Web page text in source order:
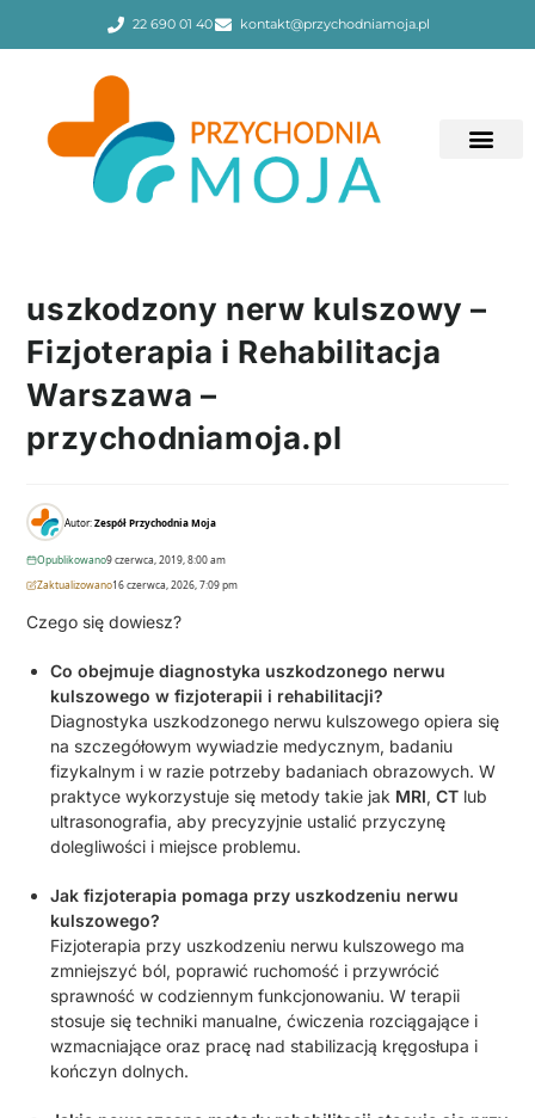
22 690 01 40 kontakt@przychodniamoja.pl
uszkodzony nerw kulszowy –
Fizjoterapia i Rehabilitacja
Warszawa –
przychodniamoja.pl
Autor:Zespół Przychodnia Moja
Opublikowano9 czerwca, 2019, 8:00 am
Zaktualizowano16 czerwca, 2026, 7:09 pm
Czego się dowiesz?
Co obejmuje diagnostyka uszkodzonego nerwu
kulszowego w fizjoterapii i rehabilitacji?
Diagnostyka uszkodzonego nerwu kulszowego opiera się
na szczegółowym wywiadzie medycznym, badaniu
fizykalnym i w razie potrzeby badaniach obrazowych. W
praktyce wykorzystuje się metody takie jak MRI,CT lub
ultrasonografia, aby precyzyjnie ustalić przyczynę
dolegliwości i miejsce problemu.
Jak fizjoterapia pomaga przy uszkodzeniu nerwu
kulszowego?
Fizjoterapia przy uszkodzeniu nerwu kulszowego ma
zmniejszyć ból, poprawić ruchomość i przywrócić
sprawność w codziennym funkcjonowaniu. W terapii
stosuje się techniki manualne, ćwiczenia rozciągające i
wzmacniające oraz pracę nad stabilizacją kręgosłupa i
kończyn dolnych.